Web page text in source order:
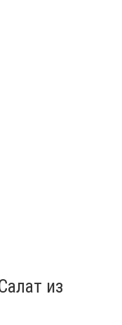
из